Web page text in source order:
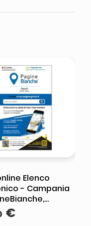
Elenco
- Campania
e
€